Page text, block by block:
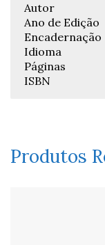
Autor
Ano de Edição
Encadernação
Idioma
Páginas
ISBN
Produtos